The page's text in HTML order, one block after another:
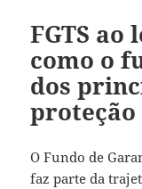
FGTS ao
como o
dos
O Fundo de
faz parte da